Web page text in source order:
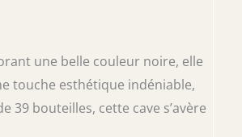
libre –
fonctionne
le bar
une belle couleur noire, elle
touche esthétique indéniable,
bouteilles, cette cave s’avère